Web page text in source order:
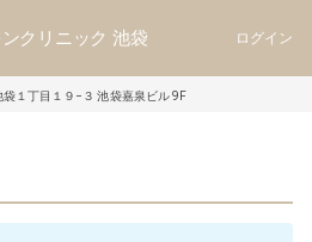
クリニック 池袋 ログイン
袋１丁目１９−３ 池袋嘉泉ビル 9F